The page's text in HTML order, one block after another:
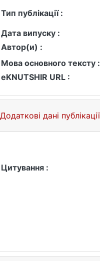
Тип публікації :
Дата випуску :
Автор(и) :
Мова основного тексту :
eKNUTSHIR URL :
Додаткові дані публікації
Цитування :